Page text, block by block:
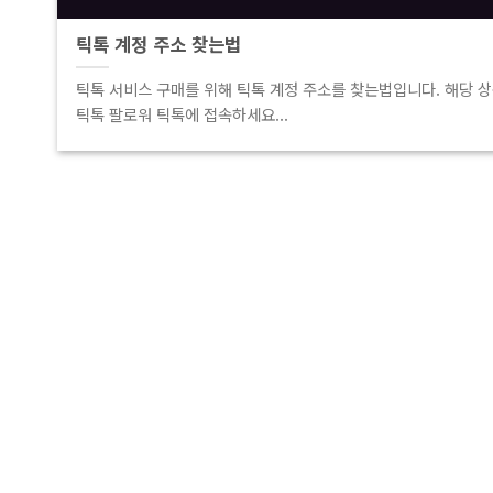
틱톡 계정 주소 찾는법
틱톡 서비스 구매를 위해 틱톡 계정 주소를 찾는법입니다. 해당
틱톡 팔로워 틱톡에 접속하세요...